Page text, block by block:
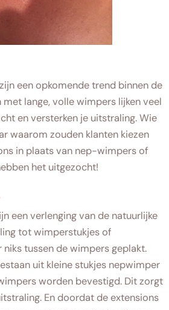
zijn een opkomende trend binnen de
lange, volle wimpers lijken veel
en versterken je uitstraling. Wie
waarom zouden klanten kiezen
in plaats van nep-wimpers of
het uitgezocht!
een verlenging van de natuurlijke
tot wimperstukjes of
tussen de wimpers geplakt.
uit kleine stukjes nepwimper
worden bevestigd. Dit zorgt
En doordat de extensions